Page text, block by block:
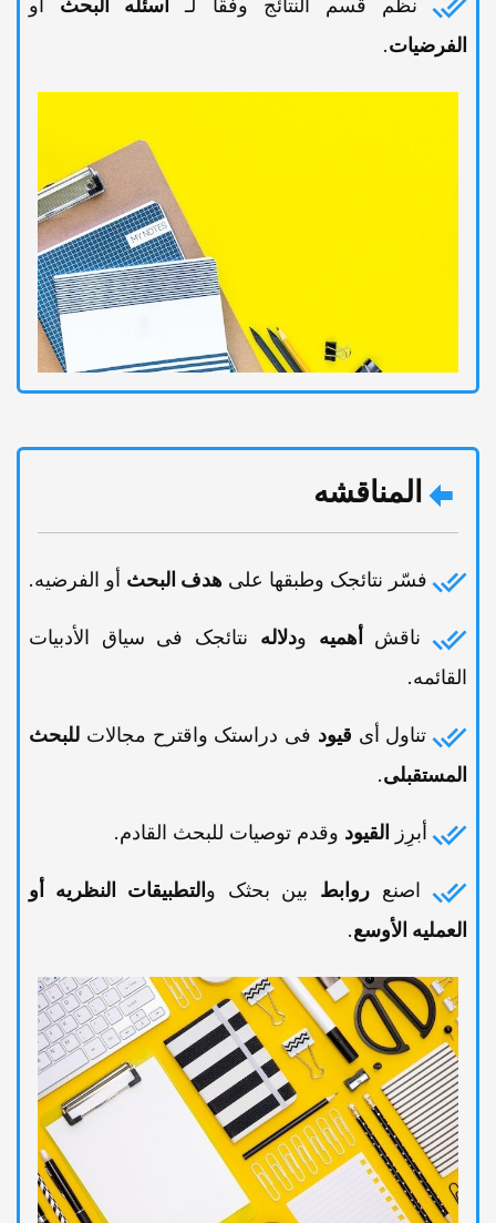
نظم قسم النتائج وفقًا لـ أسئله البحث أو
الفرضیات.
المناقشه
فسّر نتائجک وطبقها على هدف البحث أو الفرضیه.
ناقش أهمیه ودلاله نتائجک فی سیاق الأدبیات
القائمه.
تناول أی قیود فی دراستک واقترح مجالات للبحث
المستقبلی.
أبرِز القیود وقدم توصیات للبحث القادم.
اصنع روابط بین بحثک و التطبیقات النظریه أو
العملیه الأوسع.